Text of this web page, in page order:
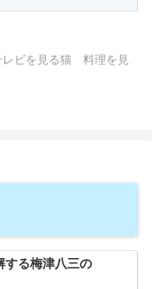
レビを見る猫 料理を見
する梅津八三の